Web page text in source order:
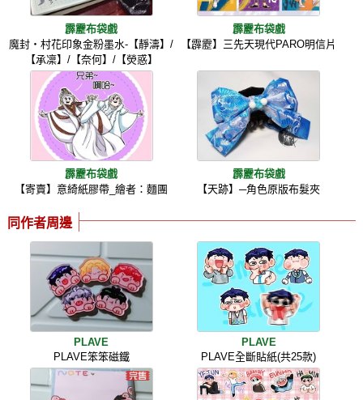
霹靂布袋戲
魔封‧村花印象金粉墨水-【靜濤】/
【承凜】/【奈何】/【熒惑】
霹靂布袋戲
【霹靂】三先天現代PARO明信片
霹靂布袋戲
【寄賣】意綺紙膠帶_繪者：麵團
霹靂布袋戲
【天跡】─角色原版布髮夾
同作者周邊
PLAVE
PLAVE笨笨磁鐵
PLAVE
PLAVE全斷貼紙(共25款)